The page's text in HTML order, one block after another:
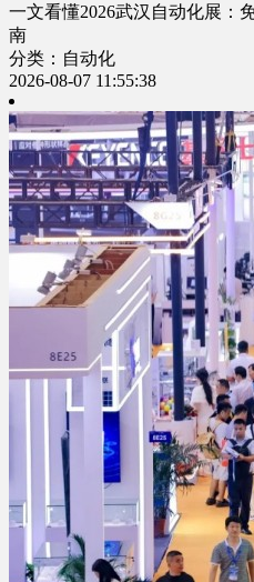
一文看懂2026武汉自动化展：
南
分类：自动化
2026-08-07 11:55:38